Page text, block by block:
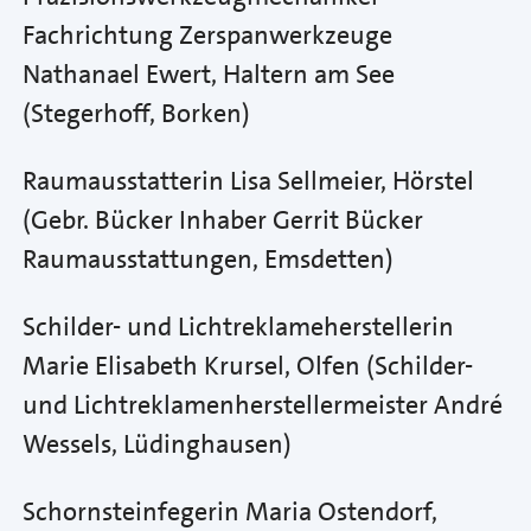
Fachrichtung Zerspanwerkzeuge
Nathanael Ewert, Haltern am See
(Stegerhoff, Borken)
Raumausstatterin Lisa Sellmeier, Hörstel
(Gebr. Bücker Inhaber Gerrit Bücker
Raumausstattungen, Emsdetten)
Schilder- und Lichtreklameherstellerin
Marie Elisabeth Krursel, Olfen (Schilder-
und Lichtreklamenherstellermeister André
Wessels, Lüdinghausen)
Schornsteinfegerin Maria Ostendorf,